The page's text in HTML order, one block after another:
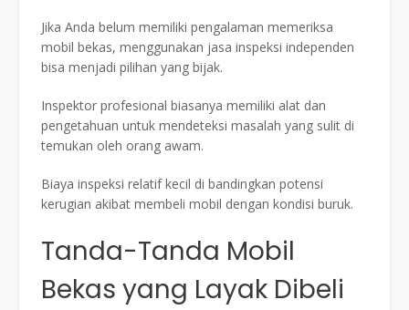
Jika Anda belum memiliki pengalaman memeriksa
mobil bekas, menggunakan jasa inspeksi independen
bisa menjadi pilihan yang bijak.
Inspektor profesional biasanya memiliki alat dan
pengetahuan untuk mendeteksi masalah yang sulit di
temukan oleh orang awam.
Biaya inspeksi relatif kecil di bandingkan potensi
kerugian akibat membeli mobil dengan kondisi buruk.
Tanda-Tanda Mobil
Bekas yang Layak Dibeli